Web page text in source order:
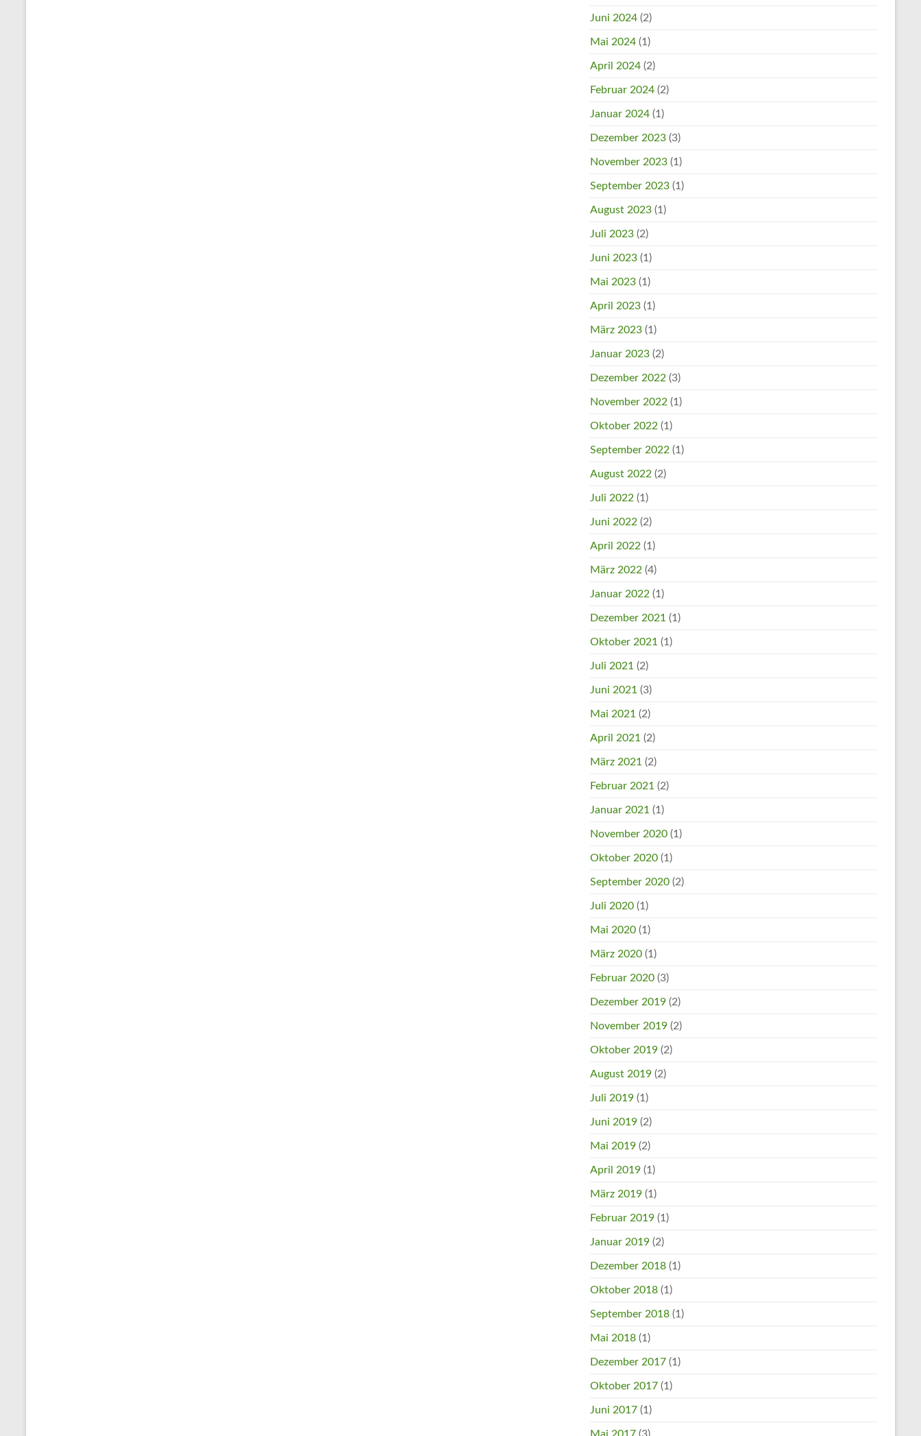
Juni 2024 (2)
Mai 2024 (1)
April 2024 (2)
Februar 2024 (2)
Januar 2024 (1)
Dezember 2023 (3)
November 2023 (1)
September 2023 (1)
August 2023 (1)
Juli 2023 (2)
Juni 2023 (1)
Mai 2023 (1)
April 2023 (1)
März 2023 (1)
Januar 2023 (2)
Dezember 2022 (3)
November 2022 (1)
Oktober 2022 (1)
September 2022 (1)
August 2022 (2)
Juli 2022 (1)
Juni 2022 (2)
April 2022 (1)
März 2022 (4)
Januar 2022 (1)
Dezember 2021 (1)
Oktober 2021 (1)
Juli 2021 (2)
Juni 2021 (3)
Mai 2021 (2)
April 2021 (2)
März 2021 (2)
Februar 2021 (2)
Januar 2021 (1)
November 2020 (1)
Oktober 2020 (1)
September 2020 (2)
Juli 2020 (1)
Mai 2020 (1)
März 2020 (1)
Februar 2020 (3)
Dezember 2019 (2)
November 2019 (2)
Oktober 2019 (2)
August 2019 (2)
Juli 2019 (1)
Juni 2019 (2)
Mai 2019 (2)
April 2019 (1)
März 2019 (1)
Februar 2019 (1)
Januar 2019 (2)
Dezember 2018 (1)
Oktober 2018 (1)
September 2018 (1)
Mai 2018 (1)
Dezember 2017 (1)
Oktober 2017 (1)
Juni 2017 (1)